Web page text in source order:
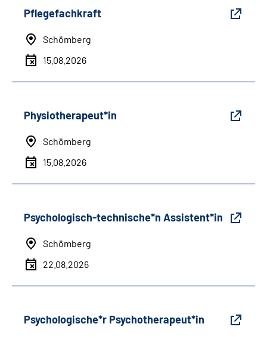
Pflegefachkraft
Schömberg
15.08.2026
Physiotherapeut*in
Schömberg
15.08.2026
Psychologisch-technische*n Assistent*in
Schömberg
22.08.2026
Psychologische*r Psychotherapeut*in